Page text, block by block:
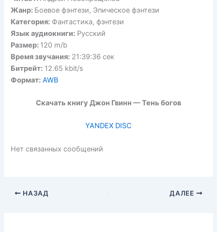
Жанр: Боевое фэнтези, Эпическое фэнтези
Категория: Фантастика, фэнтези
Язык аудиокниги: Русский
Размер: 120 m/b
Время звучания: 21:39:36 сек
Битрейт: 12.65 kbit/s
Формат: AWB
Скачать книгу Джон Гвинн — Тень богов
YANDEX DISC
Нет связанных сообщений
НАЗАД ДАЛЕЕ